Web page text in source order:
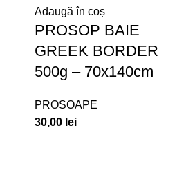
Adaugă în coș
PROSOP BAIE
GREEK BORDER
500g – 70x140cm
PROSOAPE
30,00 lei